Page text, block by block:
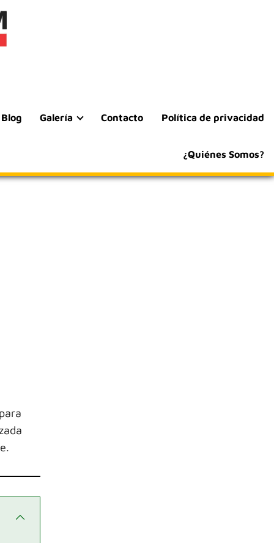
Blog Galería Contacto Política de privacidad
¿Quiénes Somos?